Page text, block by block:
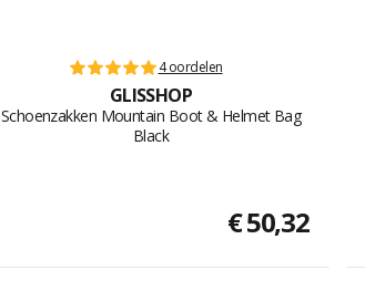
4 oordelen
GLISSHOP
Schoenzakken Mountain Boot & Helmet Bag
Black
€ 50,32